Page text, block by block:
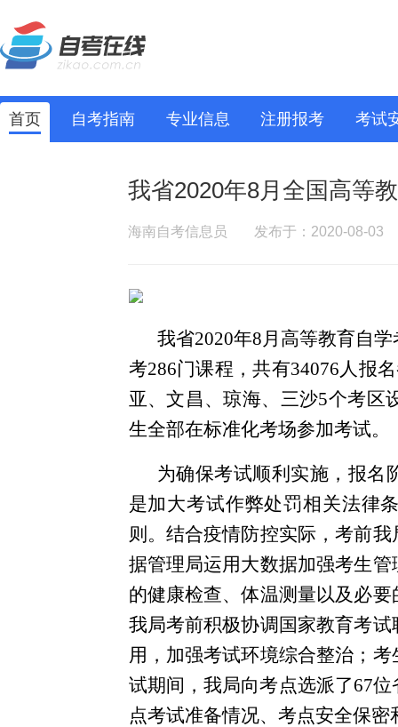
首页 自考指南 专业信息 注册报考 考试
我省2020年8月全国高等
海南自考信息员 发布于：2020-08-03
我省2020年8月高等教育自
考286门课程，共有34076人报
亚、文昌、琼海、三沙5个考区
生全部在标准化考场参加考试。
为确保考试顺利实施，报名
是加大考试作弊处罚相关法律
则。结合疫情防控实际，考前
据管理局运用大数据加强考生
的健康检查、体温测量以及必
我局考前积极协调国家教育考
用，加强考试环境综合整治；
试期间，我局向考点选派了67
点考试准备情况、考点安全保密